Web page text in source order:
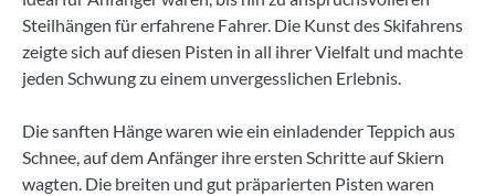
Steilhängen für erfahrene Fahrer. Die Kunst des Skifahrens
zeigte sich auf diesen Pisten in all ihrer Vielfalt und machte
jeden Schwung zu einem unvergesslichen Erlebnis.
Die sanften Hänge waren wie ein einladender Teppich aus
Schnee, auf dem Anfänger ihre ersten Schritte auf Skiern
wagten. Die breiten und gut präparierten Pisten waren